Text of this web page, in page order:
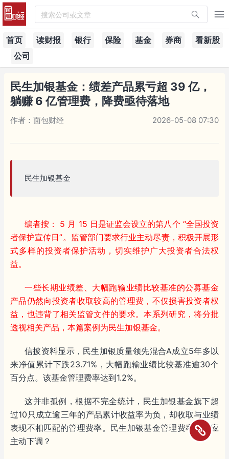
搜索公司或文章
首页 读财报 银行 保险 基金 券商
看新股
公司
民生加银基金：绩差产品累亏超 39 亿，
躺赚 6 亿管理费，降费亟待落地
作者：面包财经 2026-05-08 07:30
民生加银基金
编者按： 5 月 15 日是证监会设立的第八个 “全国投资
者保护宣传日”。监管部门要求行业主动尽责，积极开展形
式多样的投资者保护活动，切实维护广大投资者合法权
益。
一些长期业绩差、大幅跑输业绩比较基准的公募基金
产品仍然向投资者收取较高的管理费，不仅损害投资者权
益，也违背了相关监管文件的要求。本系列研究，将分批
透视相关产品，本篇案例为民生加银基金。
信披资料显示，民生加银质量领先混合A成立5年多以
来净值累计下跌23.71%，大幅跑输业绩比较基准逾30个
百分点。该基金管理费率达到1.2%。
这并非孤例，根据不完全统计，民生加银基金旗下超
过10只成立逾三年的产品累计收益率为负，却收取与业绩
表现不相匹配的管理费率。民生加银基金管理费率是否应
主动下调？